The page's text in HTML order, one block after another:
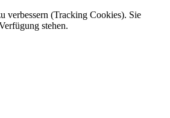
verbessern (Tracking Cookies). Sie
stehen.